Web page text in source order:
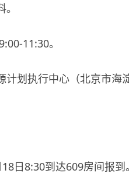
11:30。
计划执行中心（北京市海
日8:30到达609房间报